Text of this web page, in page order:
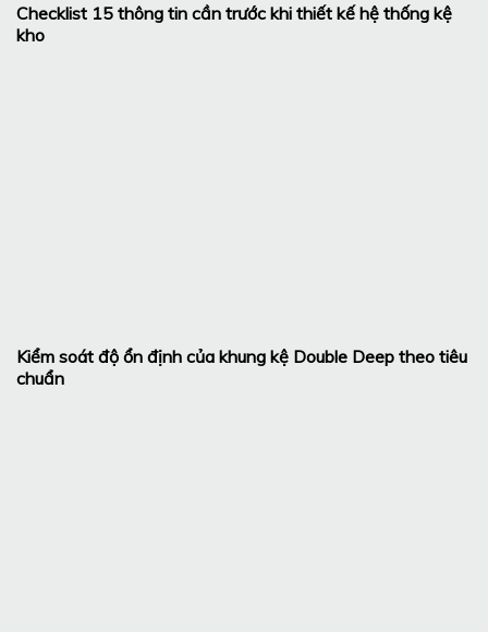
Checklist 15 thông tin cần trước khi thiết kế hệ thống kệ
kho
Kiểm soát độ ổn định của khung kệ Double Deep theo tiêu
chuẩn